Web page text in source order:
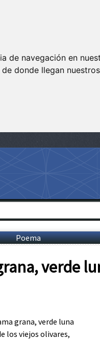
de navegación en
donde llegan
Poema
verde
grana, verde luna
los viejos olivares,